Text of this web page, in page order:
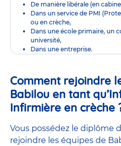
De manière libérale (en
Dans un service de PMI
ou en crèche,
Dans une école primaire, un
université,
Dans une entreprise.
Comment rejoindre
Babilou en tant
Infirmière en crèche
Vous possédez le diplôme
rejoindre les équipes de